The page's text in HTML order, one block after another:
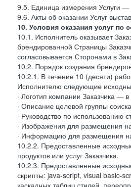
9.5. Единица измерения Услуги —
9.6. Акты об оказании Услуг
10. Условия оказания услуг
10.1. Исполнитель оказывает
брендированной Страницы
согласовывается Сторонами в
10.2. Порядок создания
10.2.1. В течение 10 (десяти)
Исполнителю следующие
· Логотип компании Заказчика —
· Описание целевой группы
· Руководство по использованию
· Изображения для размещения
· Информацию для размещения
10.2.2. Предоставленные
продуктов или услуг Заказчика.
10.2.3. Предоставленные
скрипты: java-script, visual basic-
каскадных таблиц стилей,